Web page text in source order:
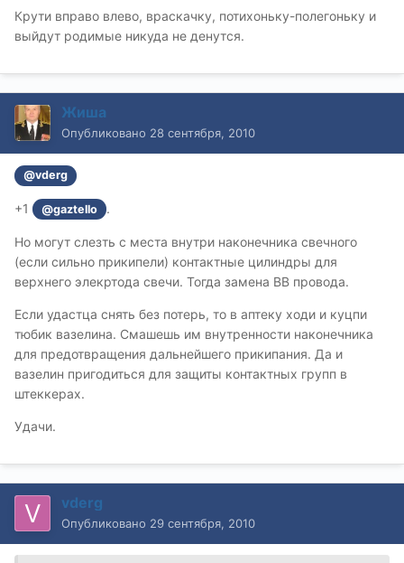
Крути вправо влево, враскачку, потихоньку-полегоньку и
выйдут родимые никуда не денутся.
Жиша
Опубликовано 28 сентября, 2010
@vderg
+1 @gaztello .
Но могут слезть с места внутри наконечника свечного
(если сильно прикипели) контактные цилиндры для
верхнего элекртода свечи. Тогда замена ВВ провода.
Если удастца снять без потерь, то в аптеку ходи и куцпи
тюбик вазелина. Смашешь им внутренности наконечника
для предотвращения дальнейшего прикипания. Да и
вазелин пригодиться для защиты контактных групп в
штеккерах.
Удачи.
vderg
Опубликовано 29 сентября, 2010